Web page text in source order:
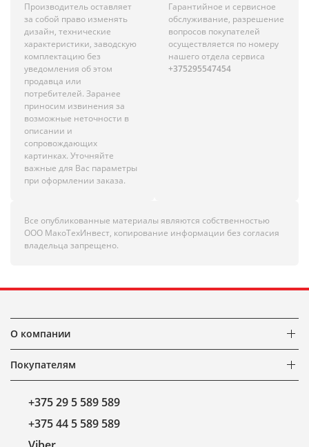
Производитель оставляет
за собой право изменять
дизайн, технические
характеристики, заводскую
комплектацию без
уведомления об этом
продавца или
потребителей. Заранее
приносим извинения за
возможные неточности в
описании и
сопровождающих
картинках. Уточняйте
важные для Вас параметры
при оформлении заказа.
Гарантийное и сервисное
обслуживание, разрешение
вопросов покупателей
осуществляется по номеру
нашего отдела сервиса
+375295547454
Все опубликованные материалы являются собственностью
ООО МакоТехИнвест, копирование информации без согласия
владельца запрещено.
О компании
Покупателям
+375 29 5 589 589
+375 44 5 589 589